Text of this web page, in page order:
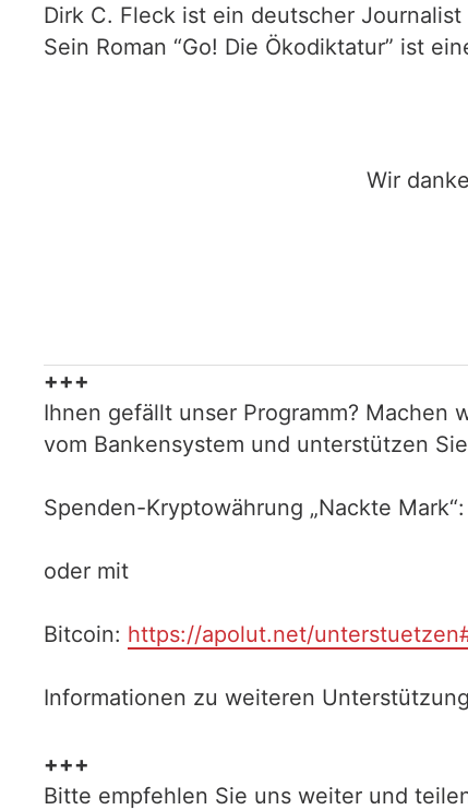
Dirk C. Fleck ist ein deutscher
Sein Roman “Go! Die Ökodiktatur” ist
Wir
+++
Ihnen gefällt unser Programm? Machen
vom Bankensystem und unterstützen
Spenden-Kryptowährung „Nackte Mark“:
oder mit
Bitcoin: https://apolut.net/
Informationen zu weiteren
+++
Bitte empfehlen Sie uns weiter und